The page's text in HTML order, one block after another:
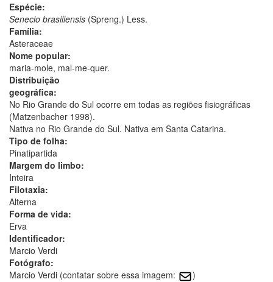
Espécie:
Senecio brasiliensis (Spreng.) Less.
Família:
Asteraceae
Nome popular:
maria-mole, mal-me-quer.
Distribuição
geográfica:
No Rio Grande do Sul ocorre em todas as regiões fisiográficas
(Matzenbacher 1998).
Nativa no Rio Grande do Sul. Nativa em Santa Catarina.
Tipo de folha:
Pinatipartida
Margem do limbo:
Inteira
Filotaxia:
Alterna
Forma de vida:
Erva
Identificador:
Marcio Verdi
Fotógrafo:
Marcio Verdi (contatar sobre essa imagem:
)